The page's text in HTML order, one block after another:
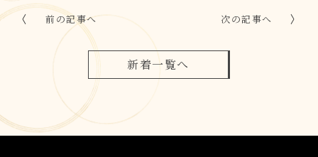
前の記事へ
新着一覧へ
次の記事へ